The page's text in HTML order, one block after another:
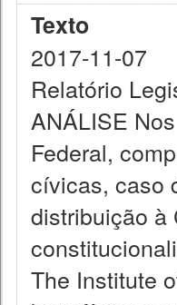
Texto
2017-11-07
Relatório
ANÁLISE
Federal,
cívicas, caso
distribuição à
The Institute